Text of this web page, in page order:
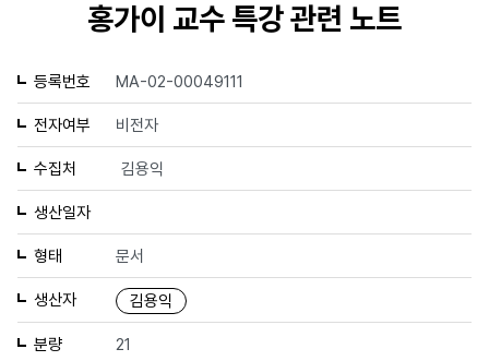
홍가이 교수 특강 관련 노트
등록번호 MA-02-00049111
전자여부 비전자
수집처 김용익
생산일자
형태 문서
생산자 김용익
분량 21